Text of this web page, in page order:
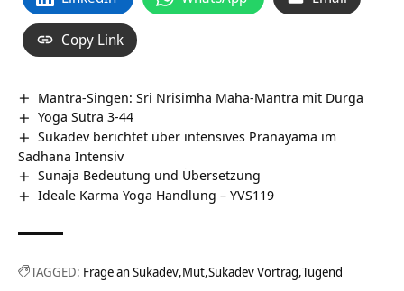
Copy Link
Mantra-Singen: Sri Nrisimha Maha-Mantra mit Durga
Yoga Sutra 3-44
Sukadev berichtet über intensives Pranayama im
Sadhana Intensiv
Sunaja Bedeutung und Übersetzung
Ideale Karma Yoga Handlung – YVS119
TAGGED: Frage an Sukadev Mut Sukadev Vortrag Tugend